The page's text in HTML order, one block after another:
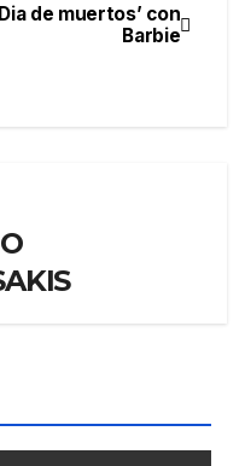
de muertos’ con
Barbie